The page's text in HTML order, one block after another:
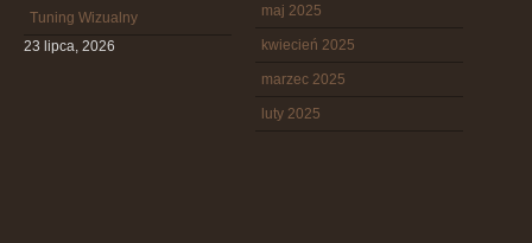
Tuning Wizualny
23 lipca, 2026
maj 2025
kwiecień 2025
marzec 2025
luty 2025